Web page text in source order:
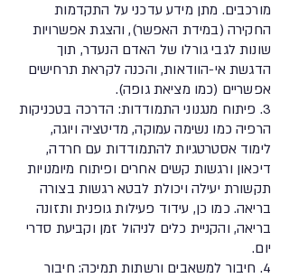
מורכבים. מתן מידע עדכני על התקדמות
החקירה (במידת האפשר), והצגת אפשרויות
שונות לגבי גורלו של האדם הנעדר, תוך
הדגשת אי-הוודאות, והכנה לקראת תרחישים
אפשריים (כמו מציאת גופה).
3. פיתוח מנגנוני התמודדות: הדרכה בטכניקות
הרפיה כמו נשימה עמוקה, מדיטציה ויוגה,
לימוד אסטרטגיות להתמודדות עם חרדה,
דיכאון ורגשות קשים אחרים ופיתוח מיומנויות
תקשורת יעילה ויכולת לבטא רגשות בצורה
בריאה. כמו כן, עידוד פעילות גופנית ותזונה
בריאה, והקניית כלים לניהול זמן וקביעת סדרי
יום.
4. חיבור למשאבים ורשתות תמיכה: חיבור